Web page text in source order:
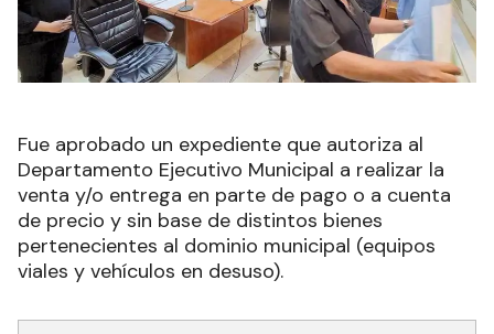
Fue aprobado un expediente que autoriza al
Departamento Ejecutivo Municipal a realizar la
venta y/o entrega en parte de pago o a cuenta
de precio y sin base de distintos bienes
pertenecientes al dominio municipal (equipos
viales y vehículos en desuso).